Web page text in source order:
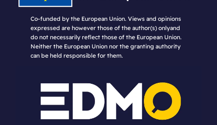
Co-funded by the European Union. Views and opinions
expressed are however those of the author(s) onlyand
do not necessarily reflect those of the European Union.
Neither the European Union nor the granting authority
can be held responsible for them.